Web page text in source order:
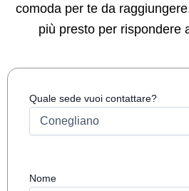
comoda per te da
più presto per rispondere
Quale sede vuoi contattare?
Nome